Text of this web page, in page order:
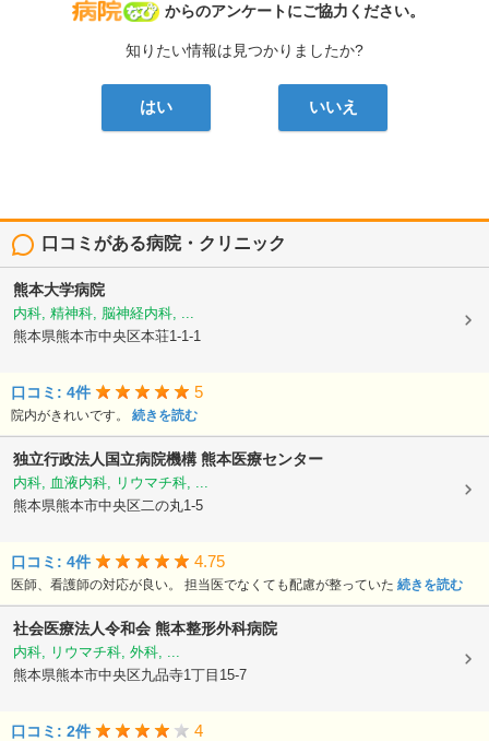
病院なび
からのアンケートにご協力ください。
知りたい情報は見つかりましたか?
はい いいえ
口コミがある病院・クリニック
熊本大学病院
内科, 精神科, 脳神経内科, ...
熊本県熊本市中央区本荘1-1-1
口コミ: 4件 5
院内がきれいです。 続きを読む
独立行政法人国立病院機構熊本医療センター
内科, 血液内科, リウマチ科, ...
熊本県熊本市中央区二の丸1-5
口コミ: 4件 4.75
医師、看護師の対応が良い。 担当医でなくても配慮が整っていた 続きを読む
社会医療法人令和会 熊本整形外科病院
内科, リウマチ科, 外科, ...
熊本県熊本市中央区九品寺1丁目15-7
口コミ: 2件 4